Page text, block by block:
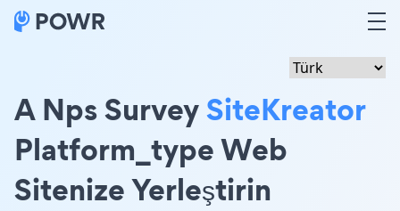
A Nps SurveySiteKreator
Platform_type Web
Sitenize Yerleştirin